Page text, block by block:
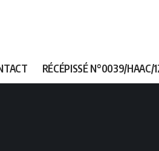
RÉCÉPISSÉ N°0039/HAAC/